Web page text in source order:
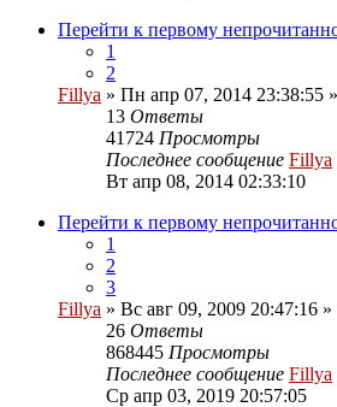
Перейти к первому
1
2
Fillya » Пн апр 07, 2014 23:38:55
13 Ответы
41724 Просмотры
Последнее сообщение Fillya
Вт апр 08, 2014 02:33:10
Перейти к первому
1
2
3
Fillya » Вс авг 09, 2009 20:47:16
26 Ответы
868445 Просмотры
Последнее сообщение Fillya
Ср апр 03, 2019 20:57:05